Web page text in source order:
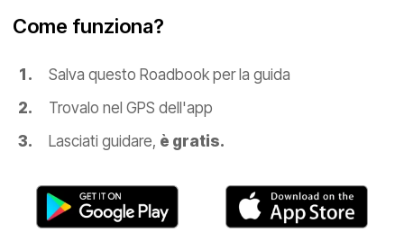
Come funziona?
Salva questo Roadbook per la guida
Trovalo nel GPS dell'app
Lasciati guidare, è gratis.